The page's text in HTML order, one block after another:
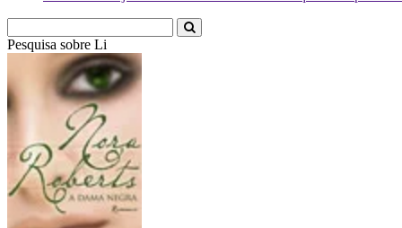
Pesquisa sobre Literatura